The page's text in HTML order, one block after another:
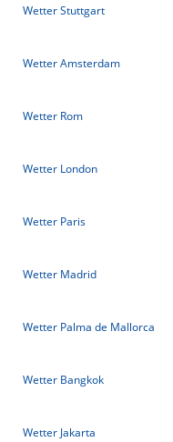
Wetter Stuttgart
Wetter Amsterdam
Wetter Rom
Wetter London
Wetter Paris
Wetter Madrid
Wetter Palma de Mallorca
Wetter Bangkok
Wetter Jakarta